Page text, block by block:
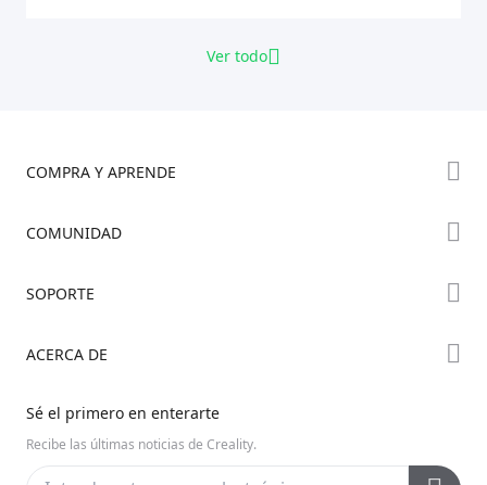
Ver todo
COMPRA Y APRENDE
Serie K2
COMUNIDAD
Discord
SOPORTE
Centro de Ayuda
Centro de Videos
ACERCA DE
Contáctanos
Sé el primero en enterarte
Recibe las últimas noticias de Creality.